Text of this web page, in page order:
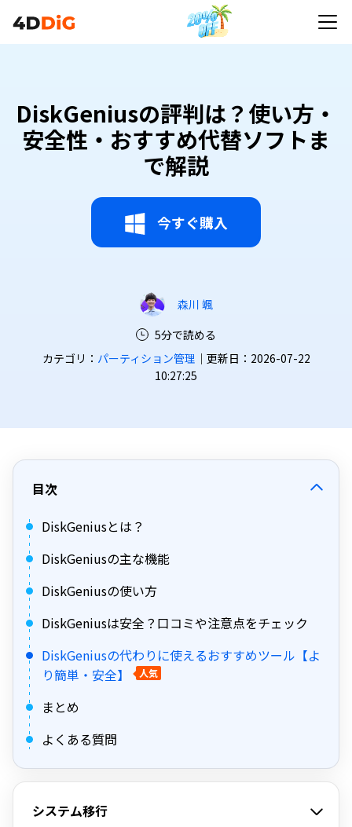
DiskGeniusの評判は？使い方・
安全性・おすすめ代替ソフトま
で解説
今すぐ購入
森川 颯
5分で読める
カテゴリ： パーティション管理 ｜更新日：2026-07-22
10:27:25
目次
DiskGeniusとは？
DiskGeniusの主な機能
DiskGeniusの使い方
DiskGeniusは安全？口コミや注意点をチェック
DiskGeniusの代わりに使えるおすすめツール【よ
り簡単・安全】
人気
まとめ
よくある質問
システム移行